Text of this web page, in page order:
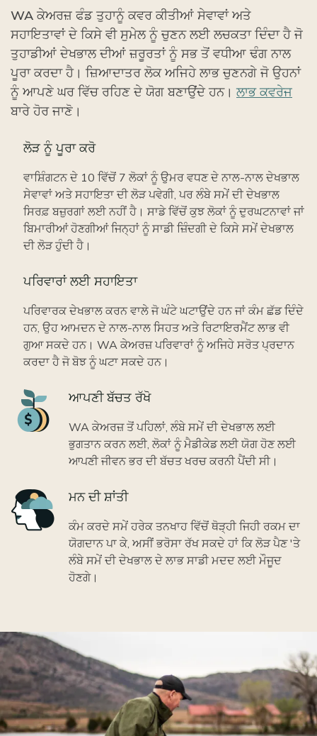
WA ਕੇਅਰਜ਼ ਫੰਡ ਤੁਹਾਨੂੰ ਕਵਰ ਕੀਤੀਆਂ ਸੇਵਾਵਾਂ ਅਤੇ
ਸਹਾਇਤਾਵਾਂ ਦੇ ਕਿਸੇ ਵੀ ਸੁਮੇਲ ਨੂੰ ਚੁਣਨ ਲਈ ਲਚਕਤਾ ਦਿੰਦਾ ਹੈ ਜੋ
ਤੁਹਾਡੀਆਂ ਦੇਖਭਾਲ ਦੀਆਂ ਜ਼ਰੂਰਤਾਂ ਨੂੰ ਸਭ ਤੋਂ ਵਧੀਆ ਢੰਗ ਨਾਲ
ਪੂਰਾ ਕਰਦਾ ਹੈ। ਜ਼ਿਆਦਾਤਰ ਲੋਕ ਅਜਿਹੇ ਲਾਭ ਚੁਣਨਗੇ ਜੋ ਉਹਨਾਂ
ਨੂੰ ਆਪਣੇ ਘਰ ਵਿੱਚ ਰਹਿਣ ਦੇ ਯੋਗ ਬਣਾਉਂਦੇ ਹਨ। ਲਾਭ ਕਵਰੇਜ
ਬਾਰੇ ਹੋਰ ਜਾਣੋ।
ਲੋੜ ਨੂੰ ਪੂਰਾ ਕਰੋ
ਵਾਸ਼ਿੰਗਟਨ ਦੇ 10 ਵਿੱਚੋਂ 7 ਲੋਕਾਂ ਨੂੰ ਉਮਰ ਵਧਣ ਦੇ ਨਾਲ-ਨਾਲ ਦੇਖਭਾਲ
ਸੇਵਾਵਾਂ ਅਤੇ ਸਹਾਇਤਾ ਦੀ ਲੋੜ ਪਵੇਗੀ, ਪਰ ਲੰਬੇ ਸਮੇਂ ਦੀ ਦੇਖਭਾਲ
ਸਿਰਫ਼ ਬਜ਼ੁਰਗਾਂ ਲਈ ਨਹੀਂ ਹੈ। ਸਾਡੇ ਵਿੱਚੋਂ ਕੁਝ ਲੋਕਾਂ ਨੂੰ ਦੁਰਘਟਨਾਵਾਂ ਜਾਂ
ਬਿਮਾਰੀਆਂ ਹੋਣਗੀਆਂ ਜਿਨ੍ਹਾਂ ਨੂੰ ਸਾਡੀ ਜ਼ਿੰਦਗੀ ਦੇ ਕਿਸੇ ਸਮੇਂ ਦੇਖਭਾਲ
ਦੀ ਲੋੜ ਹੁੰਦੀ ਹੈ।
ਪਰਿਵਾਰਾਂ ਲਈ ਸਹਾਇਤਾ
ਪਰਿਵਾਰਕ ਦੇਖਭਾਲ ਕਰਨ ਵਾਲੇ ਜੋ ਘੰਟੇ ਘਟਾਉਂਦੇ ਹਨ ਜਾਂ ਕੰਮ ਛੱਡ ਦਿੰਦੇ
ਹਨ, ਉਹ ਆਮਦਨ ਦੇ ਨਾਲ-ਨਾਲ ਸਿਹਤ ਅਤੇ ਰਿਟਾਇਰਮੈਂਟ ਲਾਭ ਵੀ
ਗੁਆ ਸਕਦੇ ਹਨ। WA ਕੇਅਰਜ਼ ਪਰਿਵਾਰਾਂ ਨੂੰ ਅਜਿਹੇ ਸਰੋਤ ਪ੍ਰਦਾਨ
ਕਰਦਾ ਹੈ ਜੋ ਬੋਝ ਨੂੰ ਘਟਾ ਸਕਦੇ ਹਨ।
Icon ਆਪਣੀ ਬੱਚਤ ਰੱਖੋ
WA ਕੇਅਰਜ਼ ਤੋਂ ਪਹਿਲਾਂ, ਲੰਬੇ ਸਮੇਂ ਦੀ ਦੇਖਭਾਲ ਲਈ
ਭੁਗਤਾਨ ਕਰਨ ਲਈ, ਲੋਕਾਂ ਨੂੰ ਮੈਡੀਕੇਡ ਲਈ ਯੋਗ ਹੋਣ ਲਈ
ਆਪਣੀ ਜੀਵਨ ਭਰ ਦੀ ਬੱਚਤ ਖਰਚ ਕਰਨੀ ਪੈਂਦੀ ਸੀ।
Icon ਮਨ ਦੀ ਸ਼ਾਂਤੀ
ਕੰਮ ਕਰਦੇ ਸਮੇਂ ਹਰੇਕ ਤਨਖਾਹ ਵਿੱਚੋਂ ਥੋੜ੍ਹੀ ਜਿਹੀ ਰਕਮ ਦਾ
ਯੋਗਦਾਨ ਪਾ ਕੇ, ਅਸੀਂ ਭਰੋਸਾ ਰੱਖ ਸਕਦੇ ਹਾਂ ਕਿ ਲੋੜ ਪੈਣ 'ਤੇ
ਲੰਬੇ ਸਮੇਂ ਦੀ ਦੇਖਭਾਲ ਦੇ ਲਾਭ ਸਾਡੀ ਮਦਦ ਲਈ ਮੌਜੂਦ
ਹੋਣਗੇ।
Image